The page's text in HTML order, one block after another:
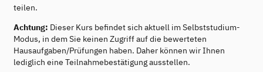
teilen.
Achtung: Dieser Kurs befindet sich aktuell im Selbststudium-
Modus, in dem Sie keinen Zugriff auf die bewerteten
Hausaufgaben/Prüfungen haben. Daher können wir Ihnen
lediglich eine Teilnahmebestätigung ausstellen.